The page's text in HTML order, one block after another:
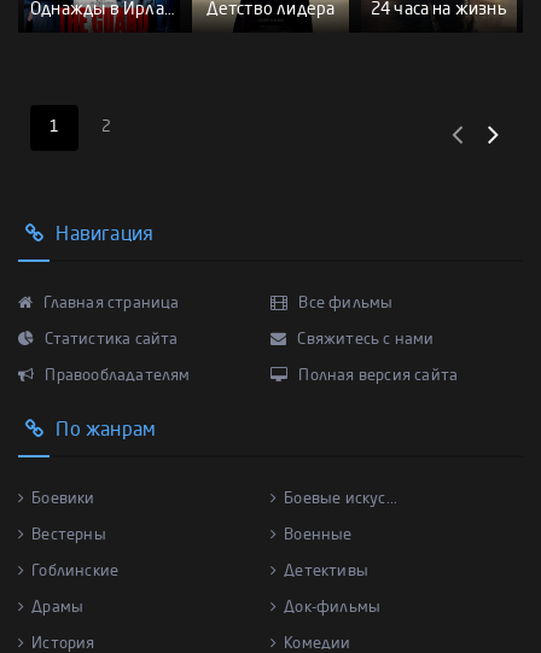
Однажды в Ирландии Детство лидера 24 часа на жизнь
1 2
Навигация
Главная страница Все фильмы
Статистика сайта Свяжитесь с нами
Правообладателям Полная версия сайта
По жанрам
Боевики Боевые искус...
Вестерны Военные
Гоблинские Детективы
Драмы Док-фильмы
История Комедии